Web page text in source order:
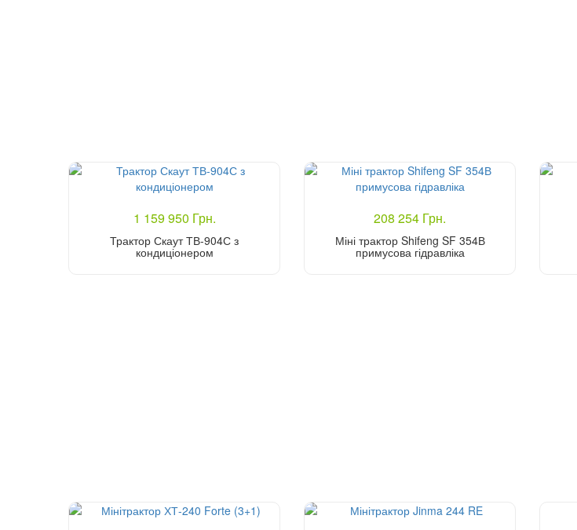
1 159 950 Грн.
Трактор Скаут ТВ-904С з
кондиціонером
208 254 Грн.
Міні трактор Shifeng SF 354В
примусова гідравліка